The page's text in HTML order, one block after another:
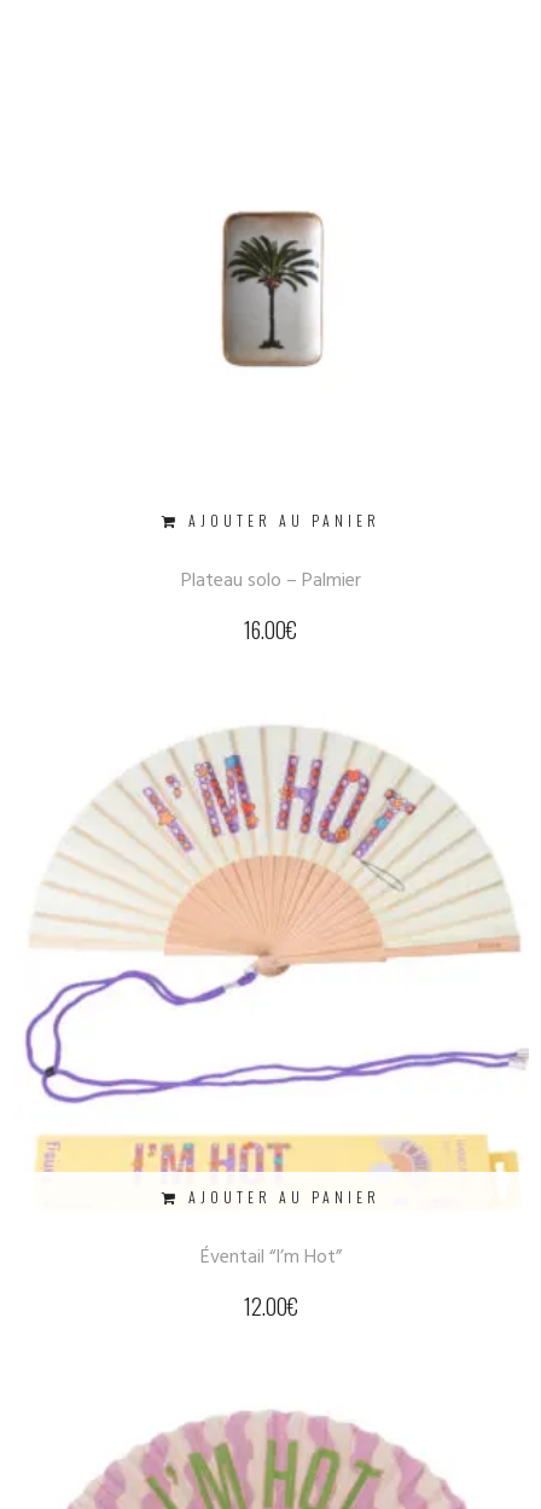
AJOUTER AU PANIER
Plateau solo – Palmier
16.00€
AJOUTER AU PANIER
Éventail “I’m Hot”
12.00€